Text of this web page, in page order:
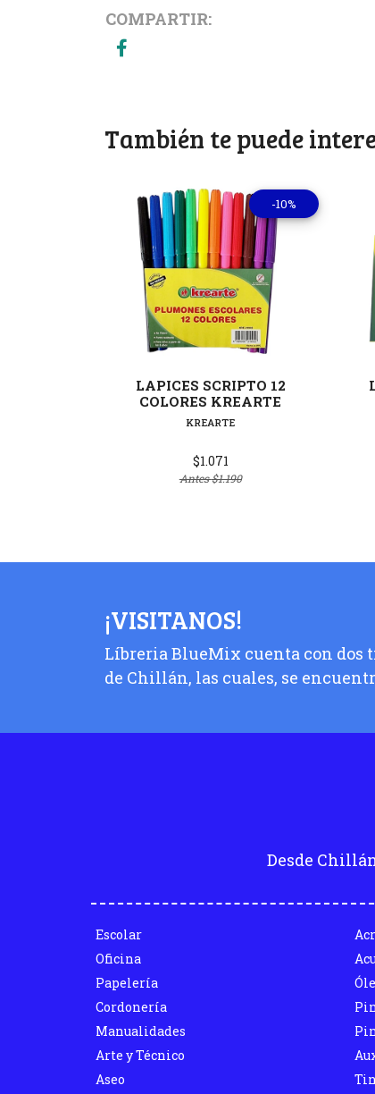
COMPARTIR:
También te puede
-10%
LAPICES SCRIPTO 12
COLORES KREARTE
KREARTE
Ver detalles
$1.071
Antes$1.190
¡VISITANOS!
Líbreria BlueMix cuenta con dos
de Chillán, las cuales, se
Desde
Escolar
Oficina
Papelería
Cordonería
Manualidades
Arte y Técnico
Aseo